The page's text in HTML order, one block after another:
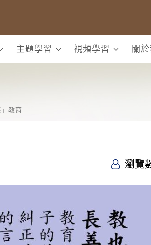
主題學習 視頻學習 關
教育
瀏覽